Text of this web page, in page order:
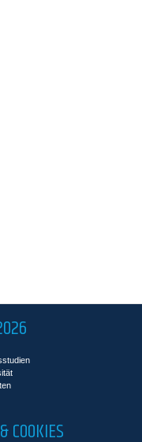
COOKIES